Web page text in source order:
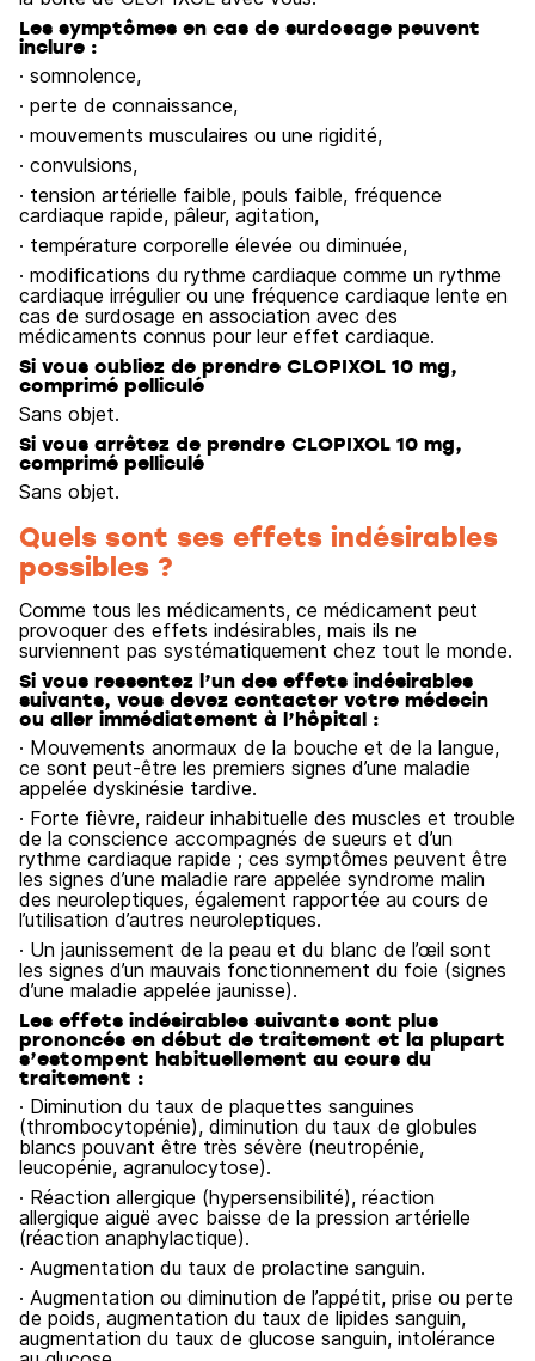
Les symptômes en cas de surdosage peuvent
inclure :
· somnolence,
· perte de connaissance,
· mouvements musculaires ou une rigidité,
· convulsions,
· tension artérielle faible, pouls faible, fréquence
cardiaque rapide, pâleur, agitation,
· température corporelle élevée ou diminuée,
· modifications du rythme cardiaque comme un rythme
cardiaque irrégulier ou une fréquence cardiaque lente en
cas de surdosage en association avec des
médicaments connus pour leur effet cardiaque.
Si vous oubliez de prendre CLOPIXOL 10 mg,
comprimé pelliculé
Sans objet.
Si vous arrêtez de prendre CLOPIXOL 10 mg,
comprimé pelliculé
Sans objet.
Quels sont ses effets indésirables
possibles ?
Comme tous les médicaments, ce médicament peut
provoquer des effets indésirables, mais ils ne
surviennent pas systématiquement chez tout le monde.
Si vous ressentez l’un des effets indésirables
suivants, vous devez contacter votre médecin
ou aller immédiatement à l’hôpital :
· Mouvements anormaux de la bouche et de la langue,
ce sont peut-être les premiers signes d’une maladie
appelée dyskinésie tardive.
· Forte fièvre, raideur inhabituelle des muscles et trouble
de la conscience accompagnés de sueurs et d’un
rythme cardiaque rapide ; ces symptômes peuvent être
les signes d’une maladie rare appelée syndrome malin
des neuroleptiques, également rapportée au cours de
l’utilisation d’autres neuroleptiques.
· Un jaunissement de la peau et du blanc de l’œil sont
les signes d’un mauvais fonctionnement du foie (signes
d’une maladie appelée jaunisse).
Les effets indésirables suivants sont plus
prononcés en début de traitement et la plupart
s’estompent habituellement au cours du
traitement :
· Diminution du taux de plaquettes sanguines
(thrombocytopénie), diminution du taux de globules
blancs pouvant être très sévère (neutropénie,
leucopénie, agranulocytose).
· Réaction allergique (hypersensibilité), réaction
allergique aiguë avec baisse de la pression artérielle
(réaction anaphylactique).
· Augmentation du taux de prolactine sanguin.
· Augmentation ou diminution de l’appétit, prise ou perte
de poids, augmentation du taux de lipides sanguin,
augmentation du taux de glucose sanguin, intolérance